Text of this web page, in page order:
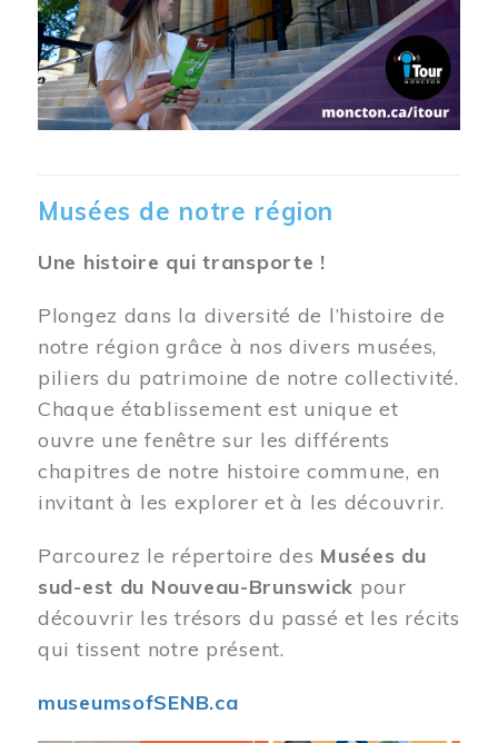
Musées de notre région
Une histoire qui transporte !
Plongez dans la diversité de l’histoire de
notre région grâce à nos divers musées,
piliers du patrimoine de notre collectivité.
Chaque établissement est unique et
ouvre une fenêtre sur les différents
chapitres de notre histoire commune, en
invitant à les explorer et à les découvrir.
Parcourez le répertoire des Musées du
sud-est du Nouveau-Brunswick pour
découvrir les trésors du passé et les récits
qui tissent notre présent.
museumsofSENB.ca